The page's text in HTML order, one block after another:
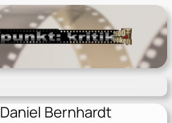
Daniel Bernhardt